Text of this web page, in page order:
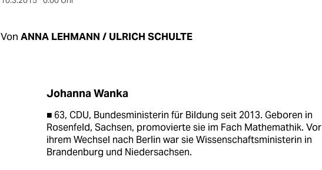
Von ANNA LEHMANN / ULRICH SCHULTE
Johanna Wanka
■ 63, CDU, Bundesministerin für Bildung seit 2013. Geboren in
Rosenfeld, Sachsen, promovierte sie im Fach Mathemathik. Vor
ihrem Wechsel nach Berlin war sie Wissenschaftsministerin in
Brandenburg und Niedersachsen.